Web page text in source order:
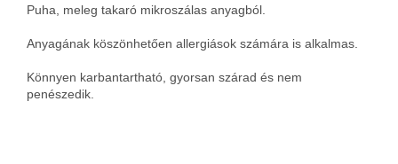
Puha, meleg takaró mikroszálas anyagból.
Anyagának köszönhetően allergiások számára is alkalmas.
Könnyen karbantartható, gyorsan szárad és nem
penészedik.